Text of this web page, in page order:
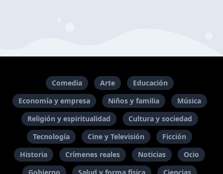
Comedia Arte
Educación
Economía y empresa
Niños y familia
Música
Religión y espiritualidad
Cultura y sociedad
Tecnología
Cine y Televisión
Ficción
Historia
Crímenes reales Noticias
Ocio